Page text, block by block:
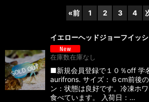
«前 1 2 3 4
イエローヘッドジョーフイッ
在庫数在庫なし
■新規会員登録で１０％off 学
aurifrons. サイズ：６cm前後
ン：状態は良好です。冷凍ホ
食べています。 入荷日：…